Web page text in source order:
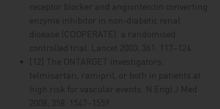
receptor blocker and angiontenzin converting
enzyme inhibitor in non-diabetic renal
disease (COOPERATE): a randomised
controlled trial. Lancet 2003; 361: 117–124.
[12] The ONTARGET investigators:
telmisartan, ramipril, or both in patients at
high risk for vascular events. N Engl J Med
2008; 358: 1547–1559.